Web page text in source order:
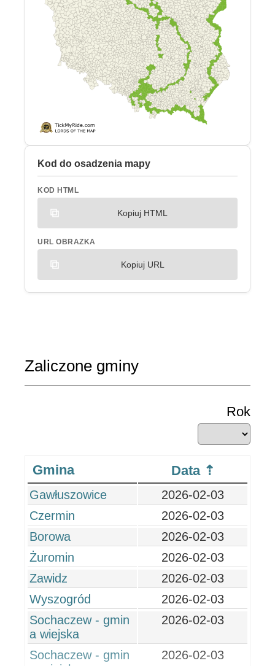
Kod do osadzenia mapy
KOD HTML
Kopiuj HTML
URL OBRAZKA
Kopiuj URL
Zaliczone gminy
Rok
Gmina Data
Gawłuszowice
2026-02-03
Czermin
2026-02-03
Borowa
2026-02-03
Żuromin
2026-02-03
Zawidz
2026-02-03
Wyszogród
2026-02-03
Sochaczew - gmin
a wiejska
2026-02-03
Sochaczew - gmin
2026-02-03